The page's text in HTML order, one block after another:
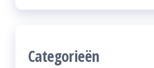
Categorieën